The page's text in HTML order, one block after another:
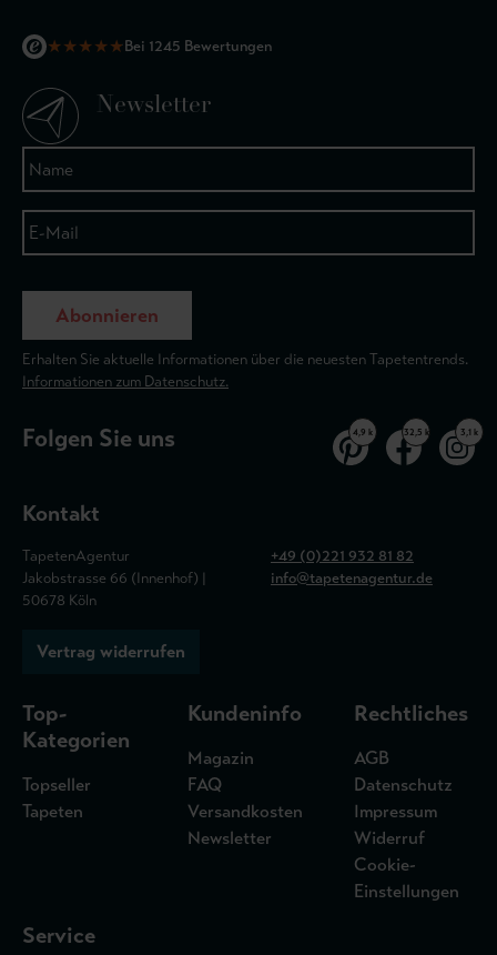
★★★★★Bei 1245 Bewertungen
Newsletter
Abonnieren
Erhalten Sie aktuelle Informationen über die neuesten Tapetentrends.
Informationen zum Datenschutz.
Folgen Sie uns 4,9 k 32,5 k 3,1 k
Kontakt
TapetenAgentur
Jakobstrasse 66 (Innenhof) |
50678 Köln
+49 (0)221 932 81 82
info@tapetenagentur.de
Vertrag widerrufen
Top-
Kategorien
Topseller
Tapeten
Kundeninfo
Magazin
FAQ
Versandkosten
Newsletter
Rechtliches
AGB
Datenschutz
Impressum
Widerruf
Cookie-
Einstellungen
Service